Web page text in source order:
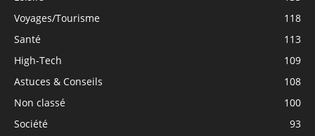
Voyages/Tourisme
118
Santé
113
High-Tech
109
Astuces & Conseils
108
Non classé
100
Société
93